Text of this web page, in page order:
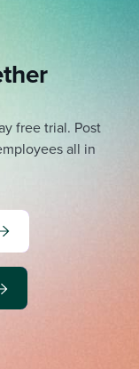
free trial. Post
all in